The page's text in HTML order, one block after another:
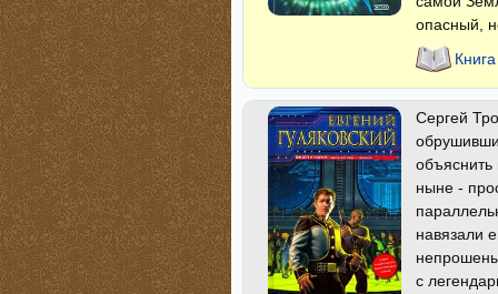
опасный,
Сергей
ныне -
навязали
с